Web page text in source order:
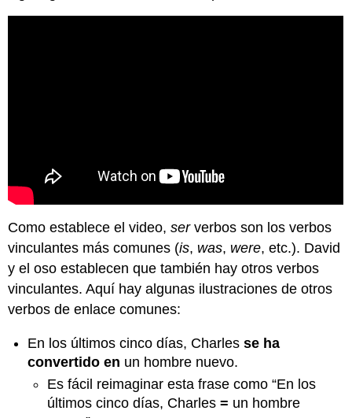
Como establece el video,serverbos son los verbos
vinculantes más comunes (is, was, were, etc.). David
y el oso establecen que también hay otros verbos
vinculantes. Aquí hay algunas ilustraciones de otros
verbos de enlace comunes:
En los últimos cinco días, Charlesse ha
convertido en un hombre nuevo.
Es fácil reimaginar esta frase como “En los
últimos cinco días, Charles = un hombre